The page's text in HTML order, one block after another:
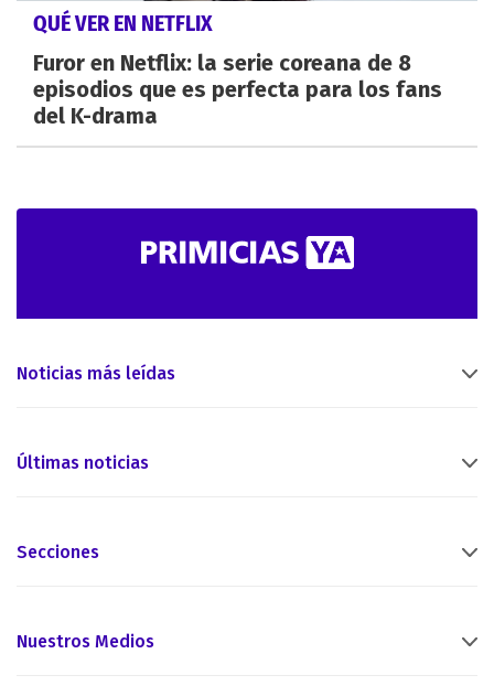
QUÉ VER EN NETFLIX
Furor en Netflix: la serie coreana de 8
episodios que es perfecta para los fans
del K-drama
Noticias más leídas
Últimas noticias
Secciones
Nuestros Medios